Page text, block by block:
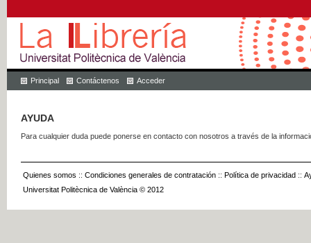
Principal Contáctenos Acceder
AYUDA
Para cualquier duda puede ponerse en contacto con nosotros a través de la
Quienes somos :: Condiciones generales de contratación :: Política de privacidad ::
Universitat Politècnica de València © 2012